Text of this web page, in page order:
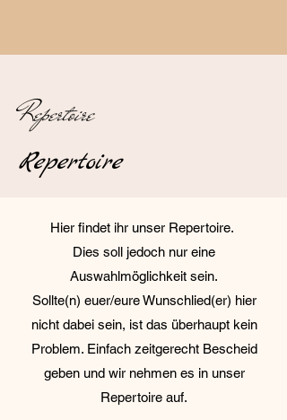
Repertoire
Repertoire
Hier findet ihr unser Repertoire.
Dies soll jedoch nur eine
Auswahlmöglichkeit sein.
Sollte(n) euer/eureWunschlied(er) hier
nicht dabei sein, ist das überhaupt kein
Problem. Einfach zeitgerecht Bescheid
geben und wir nehmen es in unser
Repertoire auf.